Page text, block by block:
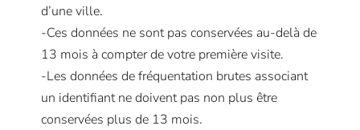
d’une ville.
-Ces données ne sont pas conservées au-delà de
13 mois à compter de votre première visite.
-Les données de fréquentation brutes associant
un identifiant ne doivent pas non plus être
conservées plus de 13 mois.